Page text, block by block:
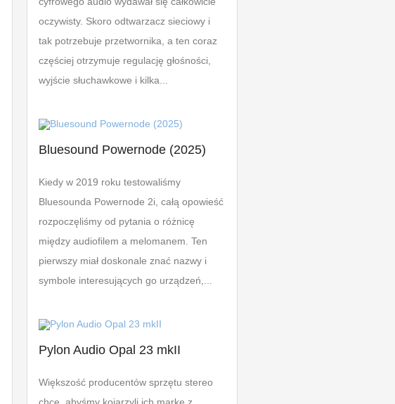
oczywisty. Skoro odtwarzacz sieciowy i
tak potrzebuje przetwornika, a ten coraz
częściej otrzymuje regulację głośności,
wyjście słuchawkowe i kilka...
Bluesound Powernode (2025)
Kiedy w 2019 roku testowaliśmy
Bluesounda Powernode 2i, całą opowieść
rozpoczęliśmy od pytania o różnicę
między audiofilem a melomanem. Ten
pierwszy miał doskonale znać nazwy i
symbole interesujących go urządzeń,...
Pylon Audio Opal 23 mkII
Większość producentów sprzętu stereo